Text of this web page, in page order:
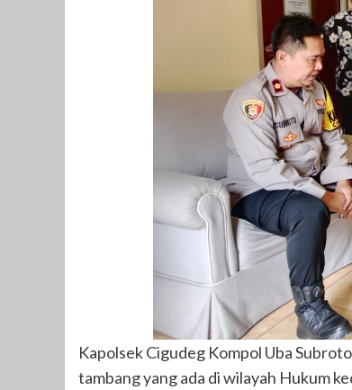
Kapolsek Cigudeg Kompol Uba
tambang yang ada di wilayah Hukum